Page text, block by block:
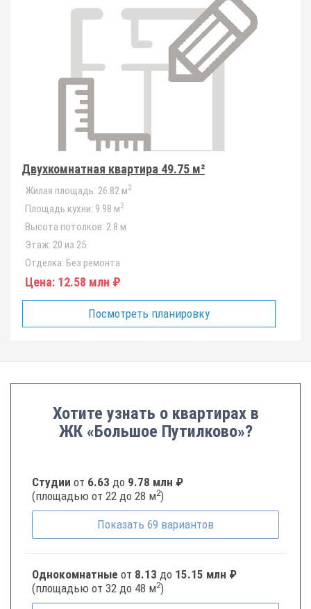
Двухкомнатная квартира 49.75 м²
Жилая площадь: 26.82 м2
Площадь кухни: 9.98 м2
Высота потолков: 2.8 м
Этаж: 20 из 25
Отделка: Без ремонта
Цена: 12.58 млн ₽
Посмотреть планировку
Хотите узнать о квартирах в
ЖК «Большое Путилково»?
Студии от 6.63 до 9.78 млн ₽
(площадью от 22 до 28 м2)
Показать 69 вариантов
Однокомнатные от 8.13 до 15.15 млн ₽
(площадью от 32 до 48 м2)